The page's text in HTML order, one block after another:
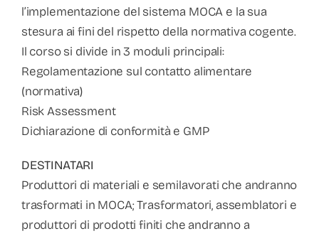
l’implementazione del sistema MOCA e la sua
stesura ai fini del rispetto della normativa cogente.
Il corso si divide in 3 moduli principali:
Regolamentazione sul contatto alimentare
(normativa)
Risk Assessment
Dichiarazione di conformità e GMP
DESTINATARI
Produttori di materiali e semilavorati che andranno
trasformati in MOCA; Trasformatori, assemblatori e
produttori di prodotti finiti che andranno a